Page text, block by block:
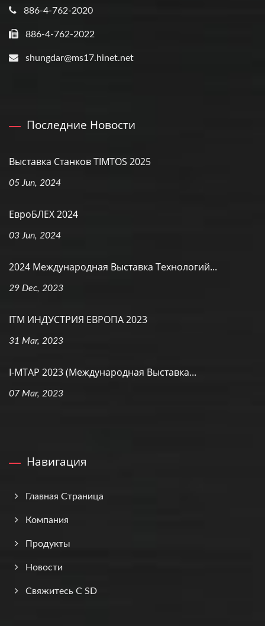
886-4-762-2020
886-4-762-2022
shungdar@ms17.hinet.net
Последние Новости
Выставка Станков TIMTOS 2025
05 Jun, 2024
ЕвроБЛЕХ 2024
03 Jun, 2024
2024 Международная Выставка Технологий...
29 Dec, 2023
ITM ИНДУСТРИЯ ЕВРОПА 2023
31 Mar, 2023
I-MTAP 2023 (Международная Выставка...
07 Mar, 2023
Навигация
Главная Страница
Компания
Продукты
Новости
Свяжитесь С SD